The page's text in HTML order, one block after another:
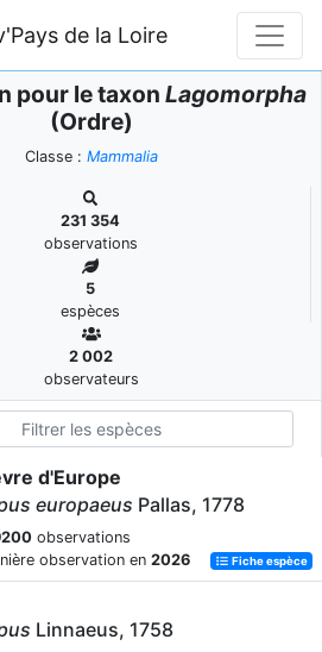
de la Loire
pour le taxon Lagomorpha
(Ordre)
Classe : Mammalia
231 354
observations
5
espèces
2 002
observateurs
d'Europe
europaeus Pallas, 1778
observations
observation en 2026 Fiche espèce
Linnaeus, 1758